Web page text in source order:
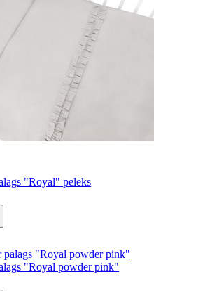
"Royal" pelēks
"Royal powder pink"